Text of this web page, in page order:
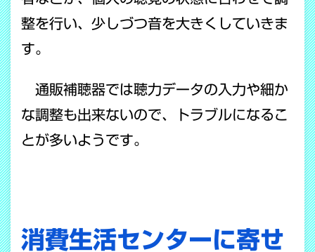
整を行い、少しづつ音を大きくしていきま
す。
通販補聴器では聴力データの入力や細か
な調整も出来ないので、トラブルになるこ
とが多いようです。
消費生活センターに寄せ